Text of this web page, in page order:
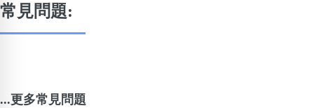
常見問題:
...更多常見問題